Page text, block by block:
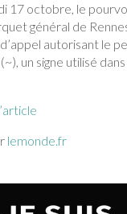
17 octobre, le
général de
autorisant le
un signe utilisé
lemonde.fr